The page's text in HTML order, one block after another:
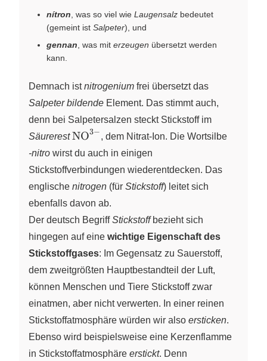
nítron , was so viel wie Laugensalz bedeutet
(gemeint ist Salpeter), und
gennan , was mit erzeugen übersetzt werden
kann.
Demnach istnitrogenium frei übersetzt das
Salpeter bildende Element. Das stimmt auch,
denn bei Salpetersalzen steckt Stickstoff im
Säurerest \ce{NO^{3-}}
NOX
3−, dem Nitrat-Ion. Die Wortsilbe
-nitro wirst du auch in einigen
Stickstoffverbindungen wiederentdecken. Das
englische nitrogen (für Stickstoff) leitet sich
ebenfalls davon ab.
Der deutsch BegriffStickstoffbezieht sich
hingegen auf eine wichtige Eigenschaft des
Stickstoffgases: Im Gegensatz zu Sauerstoff,
dem zweitgrößten Hauptbestandteil der Luft,
können Menschen und Tiere Stickstoff zwar
einatmen, aber nicht verwerten. In einer reinen
Stickstoffatmosphäre würden wir also ersticken.
Ebenso wird beispielsweise eine Kerzenflamme
in Stickstoffatmosphäre erstickt. Denn